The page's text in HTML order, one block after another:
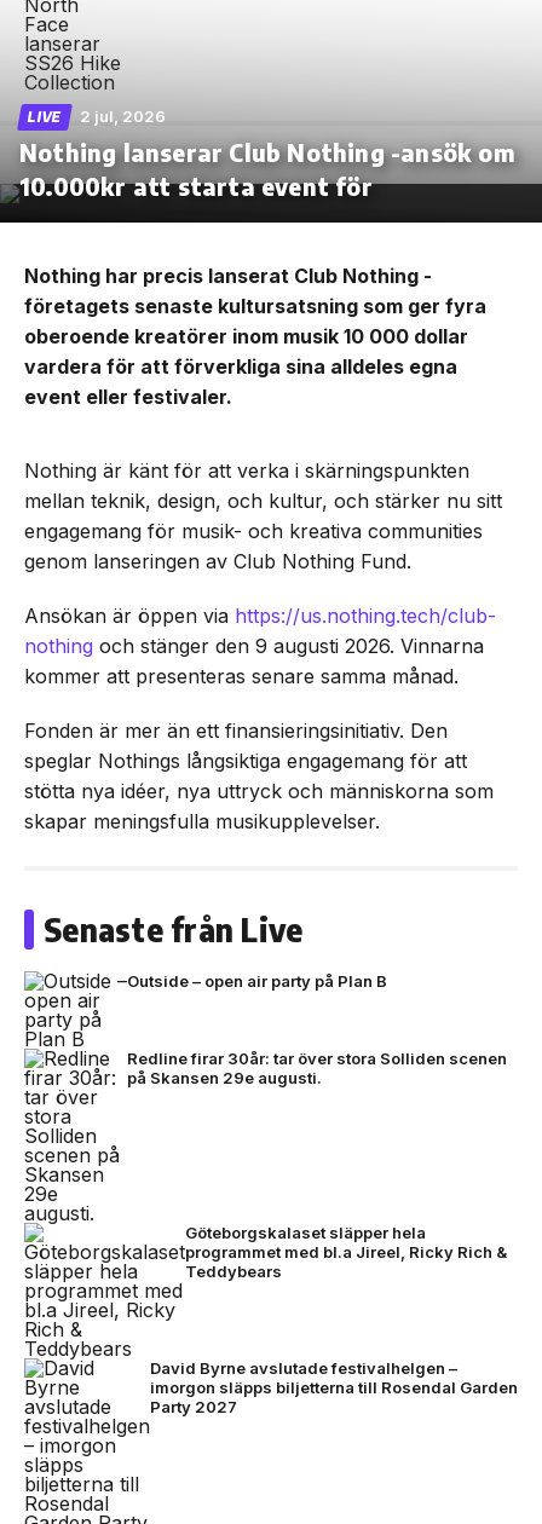
LIVE 2 jul, 2026
Nothing lanserar Club Nothing -ansök om
10.000kr att starta event för
Nothing har precis lanserat Club Nothing -
företagets senaste kultursatsning som ger fyra
oberoende kreatörer inom musik 10 000 dollar
vardera för att förverkliga sina alldeles egna
event eller festivaler.
Nothing är känt för att verka i skärningspunkten
mellan teknik, design, och kultur, och stärker nu sitt
engagemang för musik- och kreativa communities
genom lanseringen av Club Nothing Fund.
Ansökan är öppen via https://us.nothing.tech/club-
nothing och stänger den 9 augusti 2026. Vinnarna
kommer att presenteras senare samma månad.
Fonden är mer än ett finansieringsinitiativ. Den
speglar Nothings långsiktiga engagemang för att
stötta nya idéer, nya uttryck och människorna som
skapar meningsfulla musikupplevelser.
Senaste från Live
Outside – open air party på Plan B
Redline firar 30år: tar över stora Solliden scenen
på Skansen 29e augusti.
Göteborgskalaset släpper hela
programmet med bl.a Jireel, Ricky Rich &
Teddybears
David Byrne avslutade festivalhelgen –
imorgon släpps biljetterna till Rosendal Garden
Party 2027